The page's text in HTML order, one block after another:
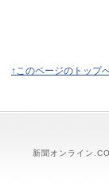
↑このページのトップ
新聞オンライン